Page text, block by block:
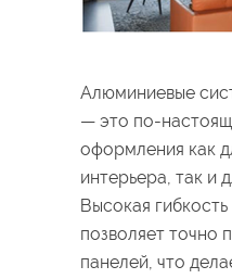
Алюминиевые
— это по-
оформления как
интерьера, так и
Высокая
позволяет точно
панелей, что